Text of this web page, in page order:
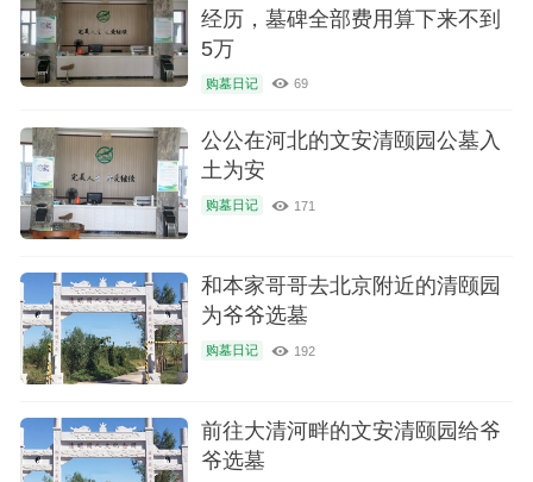
经历，墓碑全部费用算下来不到
5万
购墓日记 69
公公在河北的文安清颐园公墓入
土为安
购墓日记 171
和本家哥哥去北京附近的清颐园
为爷爷选墓
购墓日记 192
前往大清河畔的文安清颐园给爷
爷选墓